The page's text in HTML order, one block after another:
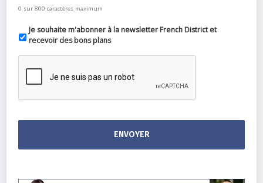
0 sur 800 caractères maximum
Je souhaite m'abonner à la newsletter French District et
recevoir des bons plans